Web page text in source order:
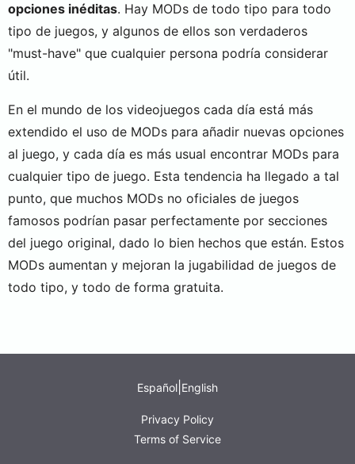
opciones inéditas. Hay MODs de todo tipo para todo
tipo de juegos, y algunos de ellos son verdaderos
"must-have" que cualquier persona podría considerar
útil.
En el mundo de los videojuegos cada día está más
extendido el uso de MODs para añadir nuevas opciones
al juego, y cada día es más usual encontrar MODs para
cualquier tipo de juego. Esta tendencia ha llegado a tal
punto, que muchos MODs no oficiales de juegos
famosos podrían pasar perfectamente por secciones
del juego original, dado lo bien hechos que están. Estos
MODs aumentan y mejoran la jugabilidad de juegos de
todo tipo, y todo de forma gratuita.
Español English
Privacy Policy
Terms of Service